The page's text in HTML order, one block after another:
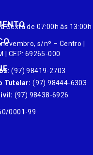
Sexta de 07:00h às 13:00h
s/nº – Centro |
| CEP: 69265-000
(97) 98419-2703
Tutelar: (97) 98444-6303
(97) 98438-6926
0001-99